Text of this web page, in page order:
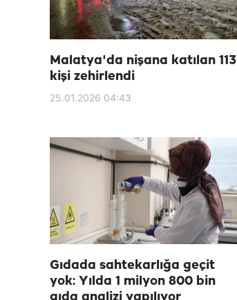
Malatya'da nişana katılan 113
kişi zehirlendi
25.01.2026 04:43
Gıdada sahtekarlığa geçit
yok: Yılda 1 milyon 800 bin
gıda analizi yapılıyor